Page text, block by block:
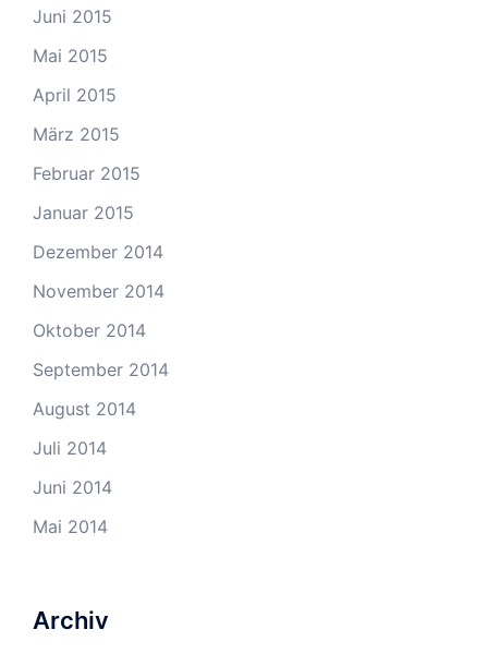
Juni 2015
Mai 2015
April 2015
März 2015
Februar 2015
Januar 2015
Dezember 2014
November 2014
Oktober 2014
September 2014
August 2014
Juli 2014
Juni 2014
Mai 2014
Archiv